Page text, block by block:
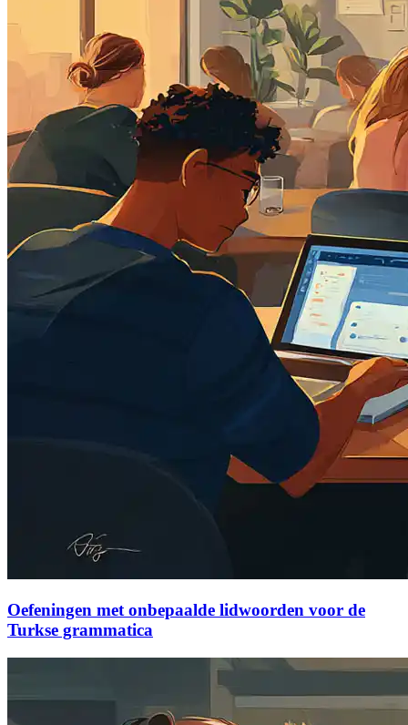
Oefeningen met onbepaalde lidwoorden voor de
Turkse grammatica